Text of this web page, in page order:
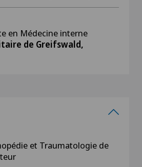
en Médecine interne
de Greifswald,
et Traumatologie de